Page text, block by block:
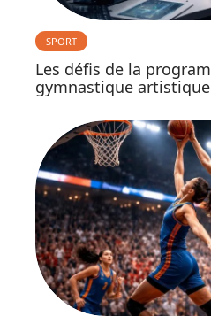
SPORT
Les défis de la
gymnastique artistique